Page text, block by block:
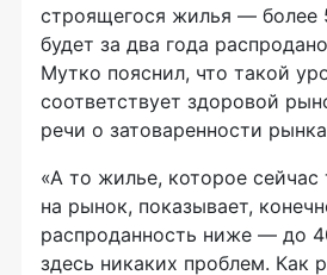
строящегося жилья — более
будет за два года
Мутко пояснил, что такой
соответствует здоровой
речи о затоваренности
«А то жилье, которое сейчас
на рынок, показывает,
распроданность ниже — до
здесь никаких проблем. Как